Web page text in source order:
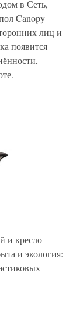
в Сеть,
Canopy
лиц и
появится
и кресло
и экология: